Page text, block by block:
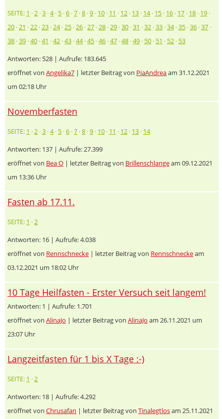
SEITE: 1 ·2 ·3 ·4· 5 ·6 ·7 ·8 ·9 · 10 · 11 · 12 · 13 · 14· 15 · 16 · 17 · 18 · 19 ·
20 ·21 ·22 ·23 ·24·25 ·26 ·27 ·28 ·29 ·30 ·31 ·32 ·33 ·34·35 ·36 ·37 ·
38 ·39 ·40 ·41 ·42 ·43 ·44·45 ·46 ·47 ·48 ·49 · 50 · 51 · 52 · 53
Antworten: 528 | Aufrufe: 183.645
eröffnet von Angelika7 | letzter Beitrag von PiaAndreaam 31.12.2021
um 02:18 Uhr
Novemberfasten
SEITE: 1 ·2 ·3 ·4· 5 ·6 ·7 ·8 ·9 · 10 · 11 · 12 · 13 · 14
Antworten: 137 | Aufrufe: 27.399
eröffnet von Bea O | letzter Beitrag von Brillenschlangeam 09.12.2021
um 13:36 Uhr
Fasten ab 17.11.
SEITE: 1 ·2
Antworten: 16 | Aufrufe: 4.038
eröffnet von Rennschnecke | letzter Beitrag von Rennschneckeam
03.12.2021 um 18:02 Uhr
10 Tage Heilfasten - Erster Versuch seit langem!
Antworten: 1 | Aufrufe: 1.701
eröffnet von AlinaJo | letzter Beitrag von AlinaJo am 26.11.2021 um
23:07 Uhr
Langzeitfasten für 1 bis X Tage :-)
SEITE: 1 ·2
Antworten: 18 | Aufrufe: 4.292
eröffnet von Chrusafan | letzter Beitrag von Tinalegtlosam 25.11.2021